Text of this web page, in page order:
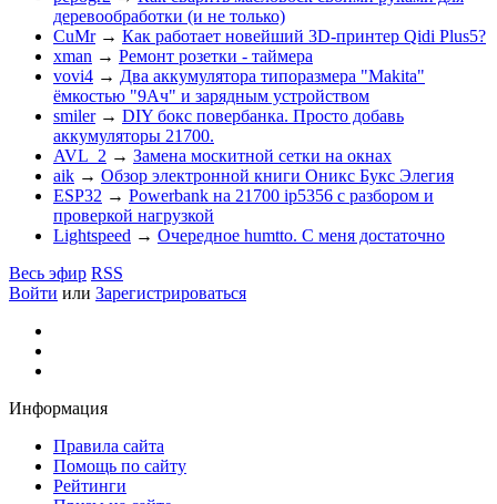
деревообработки (и не только)
CuMr → Как работает новейший 3D-принтер Qidi Plus5?
xman → Ремонт розетки - таймера
vovi4 → Два аккумулятора типоразмера "Makita"
ёмкостью "9Ач" и зарядным устройством
smiler → DIY бокс повербанка. Просто добавь
аккумуляторы 21700.
AVL_2 → Замена москитной сетки на окнах
aik → Обзор электронной книги Оникс Букс Элегия
ESP32 → Powerbank на 21700 ip5356 c разбором и
проверкой нагрузкой
Lightspeed → Очередное humtto. С меня достаточно
Весь эфир RSS
Войти или Зарегистрироваться
Информация
Правила сайта
Помощь по сайту
Рейтинги